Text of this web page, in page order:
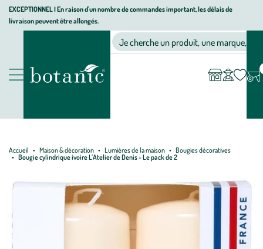
Aller
Aller
au
Aller
au
page
EXCEPTIONNEL I En raison d'un nombre de commandes important, les délais de
livraison peuvent être allongés.
Nos produits
Jardinerie écologique, animalerie, décoration, alimentation bio
Je cherche un produit, une marque, un
compte
Accueil Maison & décoration Lumières de la maison
Bougies décoratives
Bougie cylindrique ivoire L’Atelier de Denis - Le pack de 2